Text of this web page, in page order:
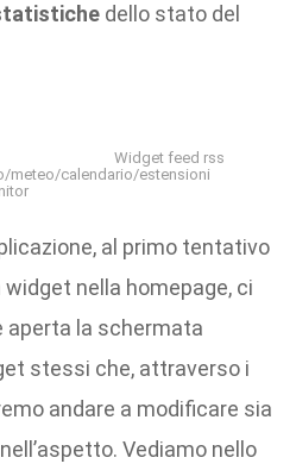
dello stato del
meteo/calendario/estensioni
Widget feed rss
al primo tentativo
nella homepage, ci
la schermata
stessi che, attraverso i
andare a modificare sia
Vediamo nello